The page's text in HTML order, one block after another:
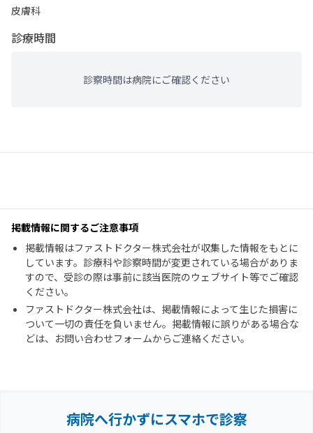
皮膚科
診療時間
診察時間は病院にご確認ください
掲載情報に関するご注意事項
掲載情報はファストドクター株式会社が収集した情報をもとに
しています。診療科や診察時間が変更されている場合がありま
すので、受診の際は事前に該当医院のウェブサイト等でご確認
ください。
ファストドクター株式会社は、掲載情報によって生じた損害に
ついて一切の責任を負いません。掲載情報に誤りがある場合な
どは、お問い合わせフォームからご連絡ください。
病院へ行かずにスマホで診察